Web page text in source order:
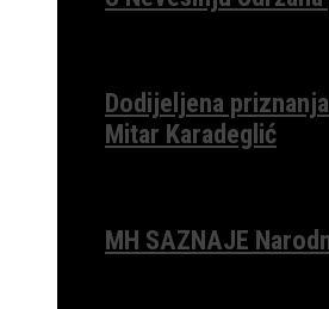
Dodijeljena
Mitar Karadeglić
MH SAZNAJE